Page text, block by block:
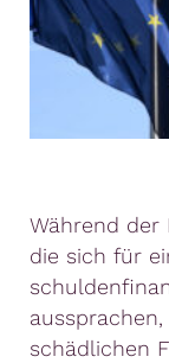
Während der
die sich für
schädlichen